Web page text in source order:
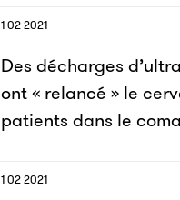
1 02 2021
Des décharges
ont « relancé » le
patients dans le coma
1 02 2021